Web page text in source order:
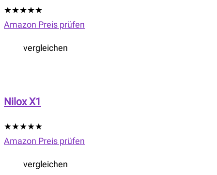
★★★★★
Amazon Preis prüfen
vergleichen
Nilox X1
★★★★★
Amazon Preis prüfen
vergleichen